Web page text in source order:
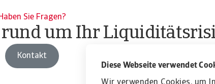
Diese Webseite verwendet
Sie Fragen?
rund um Ihr
Kontakt